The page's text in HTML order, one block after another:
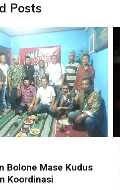
Posts
Bolone Mase Kudus
Koordinasi